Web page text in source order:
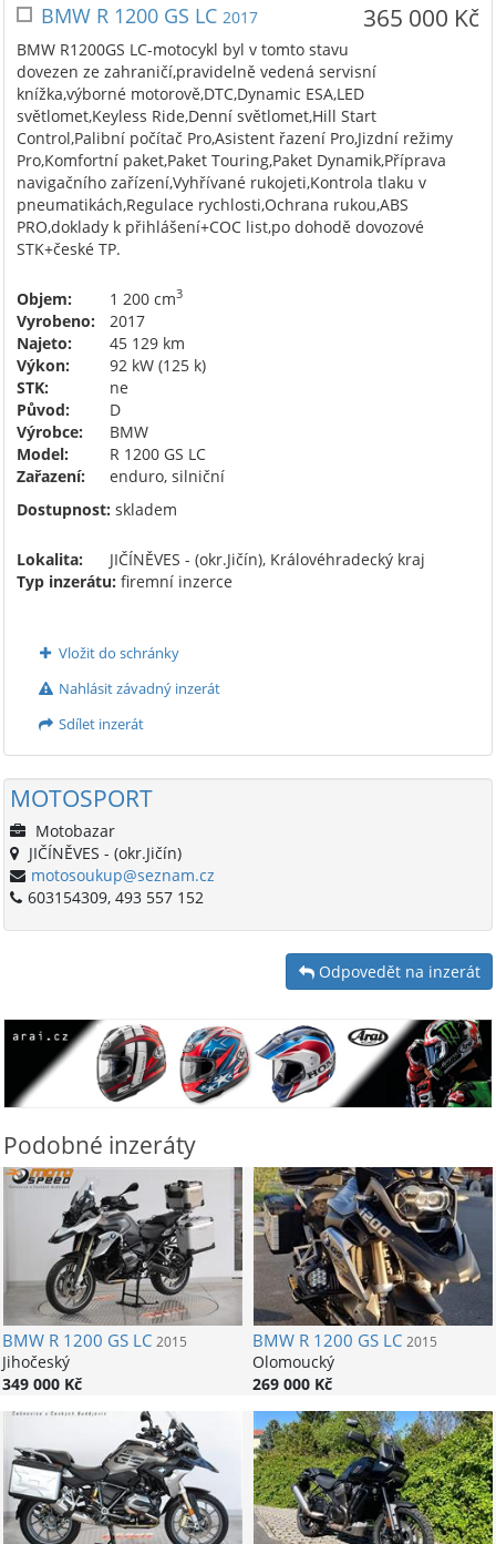
365 000 Kč
BMW R 1200 GS LC 2017
BMW R1200GS LC-motocykl byl v tomto stavu
dovezen ze zahraničí,pravidelně vedená servisní
knížka,výborné motorově,DTC,Dynamic ESA,LED
světlomet,Keyless Ride,Denní světlomet,Hill Start
Control,Palibní počítač Pro,Asistent řazení Pro,Jizdní režimy
Pro,Komfortní paket,Paket Touring,Paket Dynamik,Příprava
navigačního zařízení,Vyhřívané rukojeti,Kontrola tlaku v
pneumatikách,Regulace rychlosti,Ochrana rukou,ABS
PRO,doklady k přihlášení+COC list,po dohodě dovozové
STK+české TP.
Objem: 1 200 cm3
Vyrobeno:
2017
Najeto:
45 129 km
Výkon:
92 kW (125 k)
STK:
ne
Původ:
D
Výrobce:
BMW
Model:
R 1200 GS LC
Zařazení:
enduro, silniční
Dostupnost: skladem
Lokalita:
JIČÍNĚVES - (okr.Jičín), Královéhradecký kraj
Typ inzerátu: firemní inzerce
Vložit do schránky
Nahlásit závadný inzerát
Sdílet inzerát
MOTOSPORT
Motobazar
JIČÍNĚVES - (okr.Jičín)
motosoukup@seznam.cz
603154309, 493 557 152
Odpovedět na inzerát
Podobné inzeráty
BMWR 1200 GS LC 2015
Jihočeský
349 000 Kč
BMWR 1200 GS LC 2015
Olomoucký
269 000 Kč